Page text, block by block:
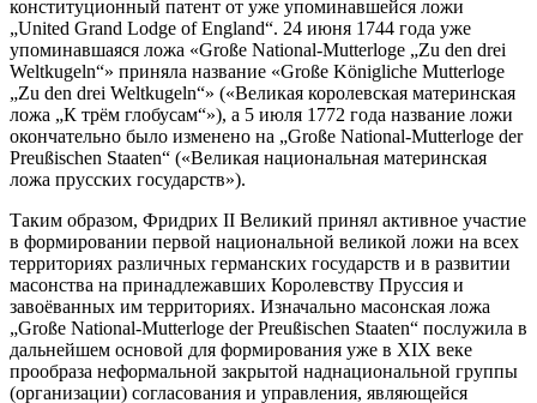
конституционный патент от уже упоминавшейся ложи
„United Grand Lodge of England“. 24 июня 1744 года уже
упоминавшаяся ложа «Große National-Mutterloge „Zu den drei
Weltkugeln“» приняла название «Große Königliche Mutterloge
„Zu den drei Weltkugeln“» («Великая королевская материнская
ложа „К трём глобусам“»), а 5 июля 1772 года название ложи
окончательно было изменено на „Große National-Mutterloge der
Preußischen Staaten“ («Великая национальная материнская
ложа прусских государств»).
Таким образом, Фридрих II Великий принял активное участие
в формировании первой национальной великой ложи на всех
территориях различных германских государств и в развитии
масонства на принадлежавших Королевству Пруссия и
завоёванных им территориях. Изначально масонская ложа
„Große National-Mutterloge der Preußischen Staaten“ послужила в
дальнейшем основой для формирования уже в XIX веке
прообраза неформальной закрытой наднациональной группы
(организации) согласования и управления, являющейся